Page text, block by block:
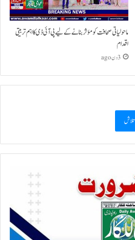
ماحولیاتی صحافت کو مؤثر بنانے کے لیے پی آئی ڈی کا اہم تربیتی
اقدام
3 دن ago
تلاش